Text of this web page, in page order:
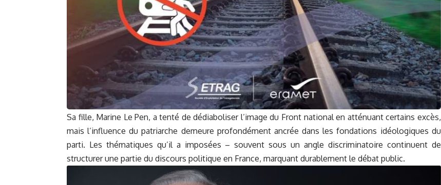
Sa fille, Marine Le Pen, a tenté de dédiaboliser l’image du Front national en atténuant certains excès,
mais l’influence du patriarche demeure profondément ancrée dans les fondations idéologiques du
parti. Les thématiques qu’il a imposées – souvent sous un angle discriminatoire continuent de
structurer une partie du discours politique en France, marquant durablement le débat public.